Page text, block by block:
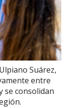
Suárez,
entre
se consolidan